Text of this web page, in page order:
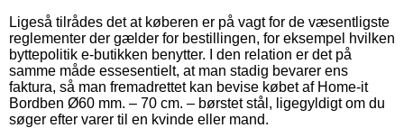
Ligeså tilrådes det at køberen er på vagt for de væsentligste
reglementer der gælder for bestillingen, for eksempel hvilken
byttepolitik e-butikken benytter. I den relation er det på
samme måde essesentielt, at man stadig bevarer ens
faktura, så man fremadrettet kan bevise købet af Home-it
Bordben Ø60 mm. – 70 cm. – børstet stål, ligegyldigt om du
søger efter varer til en kvinde eller mand.